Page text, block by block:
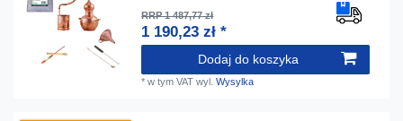
RRP 1 487,77 zł
1 190,23 zł *
Dodaj do koszyka
*w tym VAT wyl.Wysylka